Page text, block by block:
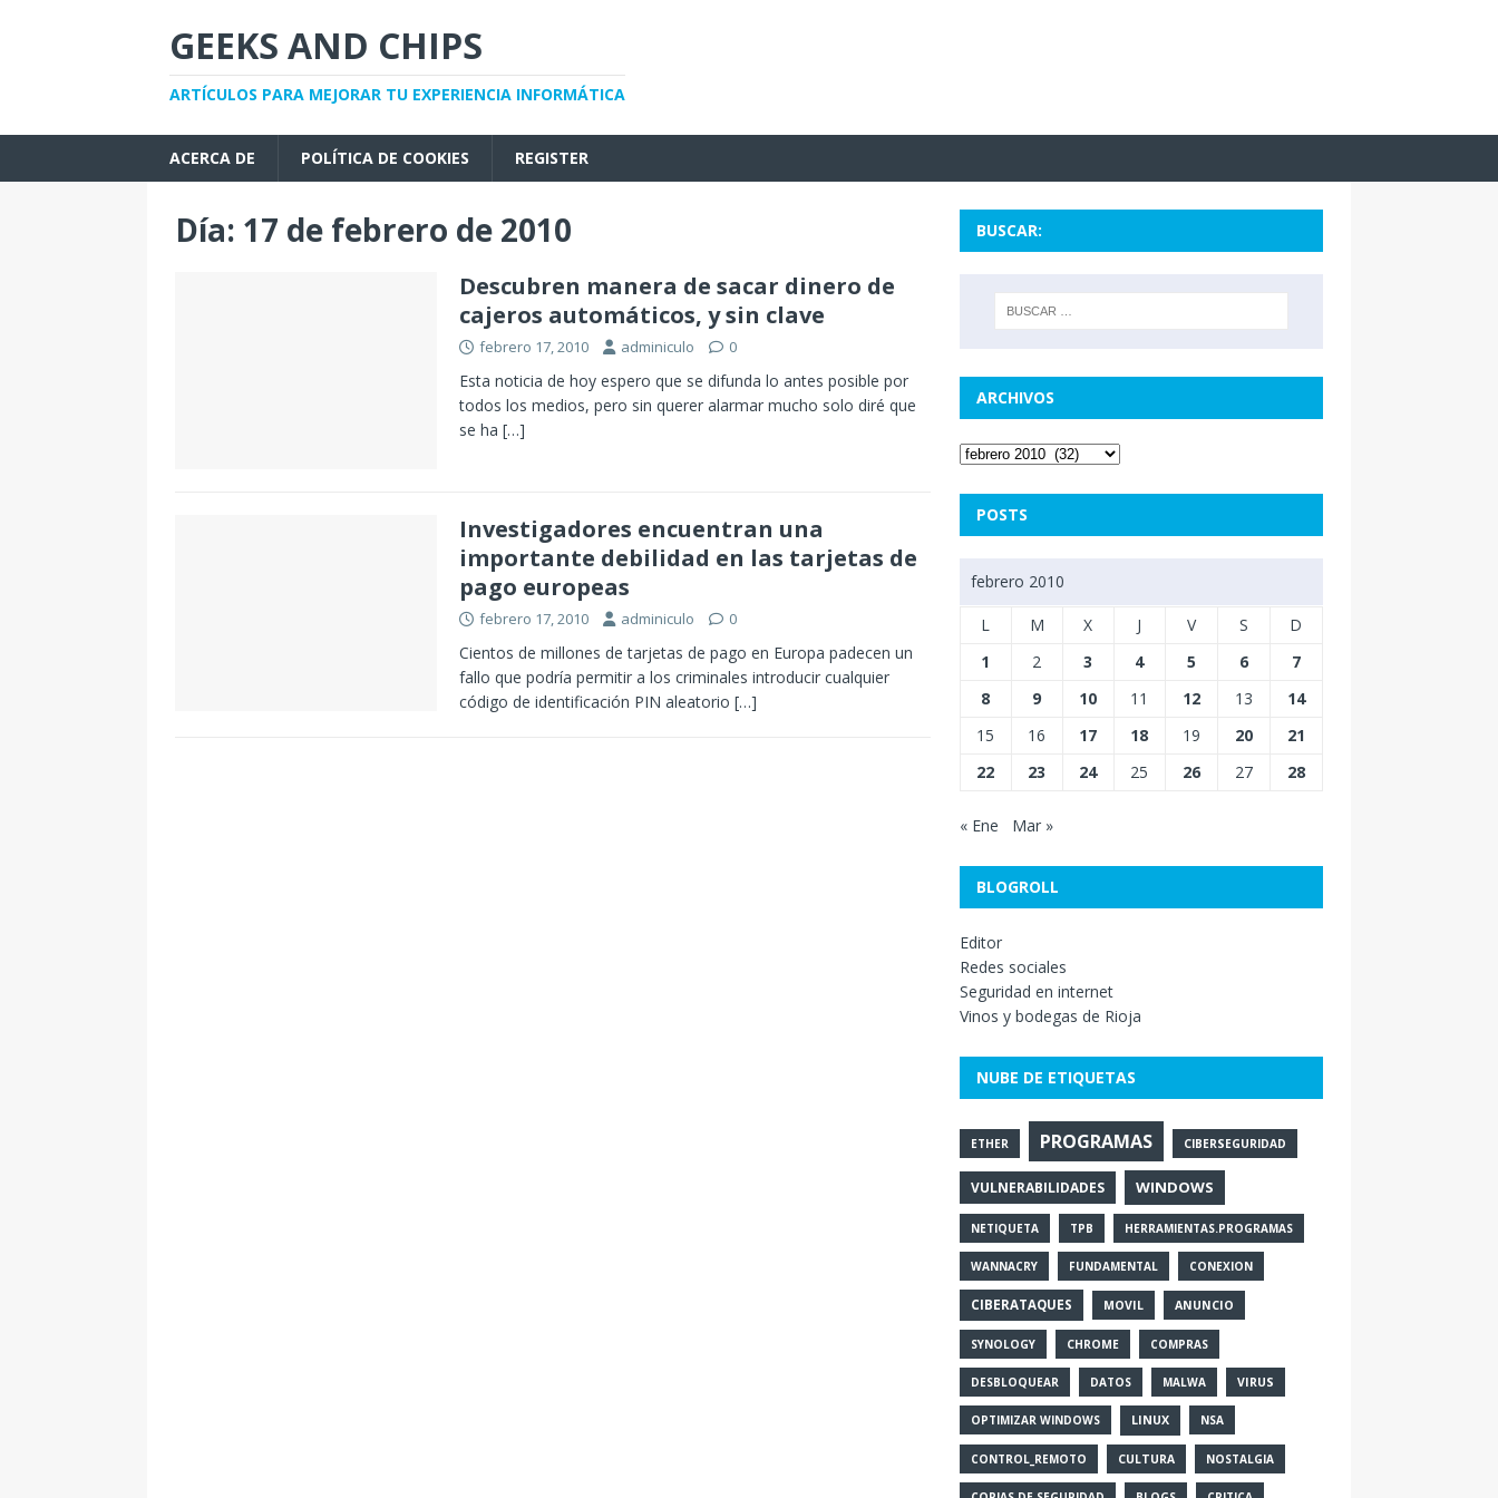
GEEKS AND CHIPS
ARTÍCULOS PARA MEJORAR TU EXPERIENCIA INFORMÁTICA
ACERCA DE POLÍTICA DE COOKIES REGISTER
Día: 17 de febrero de 2010
Descubren manera de sacar dinero de
cajeros automáticos, y sin clave
febrero 17, 2010 adminiculo 0
Esta noticia de hoy espero que se difunda lo antes posible por
todos los medios, pero sin querer alarmar mucho solo diré que
se ha […]
Investigadores encuentran una
importante debilidad en las tarjetas de
pago europeas
febrero 17, 2010 adminiculo 0
Cientos de millones de tarjetas de pago en Europa padecen un
fallo que podría permitir a los criminales introducir cualquier
código de identificación PIN aleatorio […]
BUSCAR:
ARCHIVOS
POSTS
febrero 2010
L M X J V S
D
1
2 3 4 5 6
7
8
9 10 11 12 13
14
15
16 17 18 19 20
21
22
23 24 25 26 27 28
« Ene Mar »
BLOGROLL
Editor
Redes sociales
Seguridad en internet
Vinos y bodegas de Rioja
NUBE DE ETIQUETAS
ETHER PROGRAMAS CIBERSEGURIDAD
VULNERABILIDADES WINDOWS
NETIQUETA TPB HERRAMIENTAS.PROGRAMAS
WANNACRY FUNDAMENTAL CONEXION
CIBERATAQUES MOVIL ANUNCIO
SYNOLOGY CHROME COMPRAS
DESBLOQUEAR DATOS MALWA VIRUS
OPTIMIZAR WINDOWS LINUX NSA
CONTROL_REMOTO CULTURA NOSTALGIA